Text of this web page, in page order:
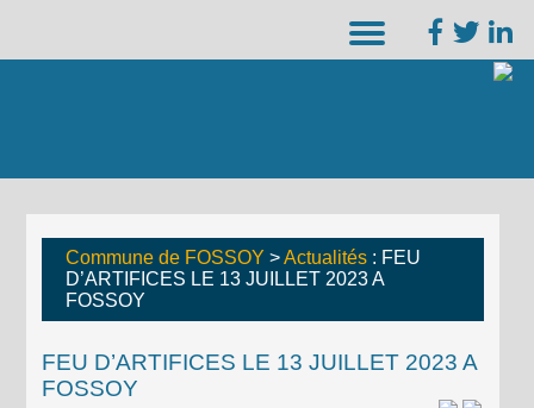
Commune de FOSSOY >Actualités: FEU
D’ARTIFICES LE 13 JUILLET 2023 A
FOSSOY
FEU D’ARTIFICES LE 13 JUILLET 2023 A
FOSSOY